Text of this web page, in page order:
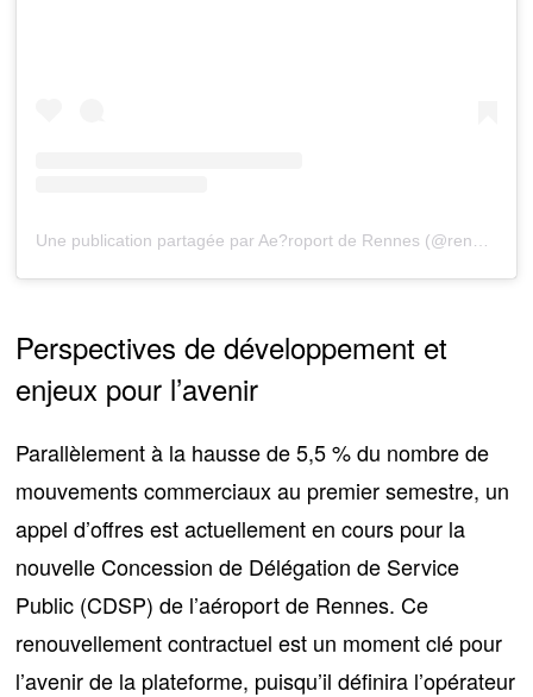
Perspectives de développement et
enjeux pour l’avenir
Parallèlement à la hausse de 5,5 % du nombre de
mouvements commerciaux au premier semestre, un
appel d’offres est actuellement en cours pour la
nouvelle Concession de Délégation de Service
Public (CDSP) de l’aéroport de Rennes. Ce
renouvellement contractuel est un moment clé pour
l’avenir de la plateforme, puisqu’il définira l’opérateur